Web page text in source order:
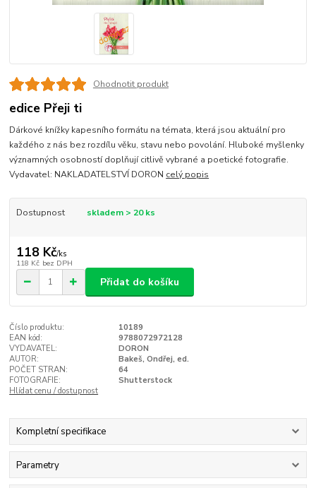
Ohodnotit produkt
edice Přeji ti
Dárkové knížky kapesního formátu na témata, která jsou aktuální pro
každého z nás bez rozdílu věku, stavu nebo povolání. Hluboké myšlenky
významných osobností doplňují citlivě vybrané a poetické fotografie.
Vydavatel: NAKLADATELSTVÍ DORON celý popis
Dostupnost skladem > 20 ks
118 Kč/ks
118 Kč bez DPH
Přidat do košíku
Číslo produktu:
10189
EAN kód:
9788072972128
VYDAVATEL:
DORON
AUTOR:
Bakeš, Ondřej, ed.
POČET STRAN:
64
FOTOGRAFIE:
Shutterstock
Hlídat cenu / dostupnost
Kompletní specifikace
Parametry